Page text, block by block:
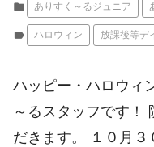
folder ありすく～るジュニア
label ハロウィン 放課後等デ
ハッピー・ハロウィ
～るスタッフです！
だきます。 １０月３